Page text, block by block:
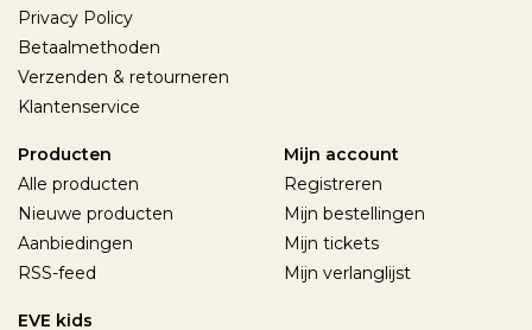
Privacy Policy
Betaalmethoden
Verzenden & retourneren
Klantenservice
Producten
Alle producten
Nieuwe producten
Aanbiedingen
RSS-feed
Mijn account
Registreren
Mijn bestellingen
Mijn tickets
Mijn verlanglijst
EVE kids